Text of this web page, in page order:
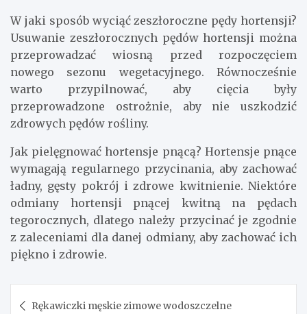
W jaki sposób wyciąć zeszłoroczne pędy hortensji?
Usuwanie zeszłorocznych pędów hortensji można
przeprowadzać wiosną przed rozpoczęciem
nowego sezonu wegetacyjnego. Równocześnie
warto przypilnować, aby cięcia były
przeprowadzone ostrożnie, aby nie uszkodzić
zdrowych pędów rośliny.
Jak pielęgnować hortensje pnącą? Hortensje pnące
wymagają regularnego przycinania, aby zachować
ładny, gęsty pokrój i zdrowe kwitnienie. Niektóre
odmiany hortensji pnącej kwitną na pędach
tegorocznych, dlatego należy przycinać je zgodnie
z zaleceniami dla danej odmiany, aby zachować ich
piękno i zdrowie.
Rękawiczki męskie zimowe wodoszczelne